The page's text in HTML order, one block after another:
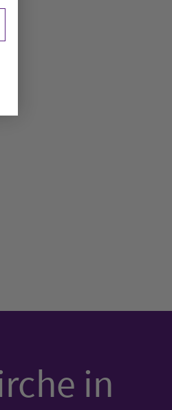
in